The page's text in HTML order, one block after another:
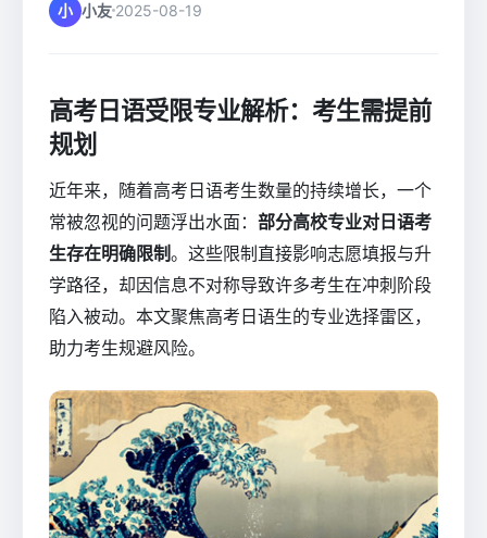
小 小友 2025-08-19
高考日语受限专业解析：考生需提前
规划
近年来，随着高考日语考生数量的持续增长，一个
常被忽视的问题浮出水面： 部分高校专业对日语考
生存在明确限制。这些限制直接影响志愿填报与升
学路径，却因信息不对称导致许多考生在冲刺阶段
陷入被动。本文聚焦高考日语生的专业选择雷区，
助力考生规避风险。